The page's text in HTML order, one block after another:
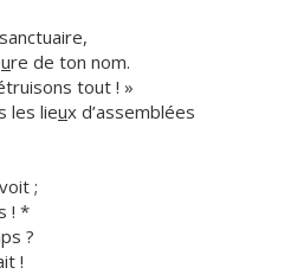
ure de ton nom.
tout ! »
les lieux d’assemblées
;
! *
?
!